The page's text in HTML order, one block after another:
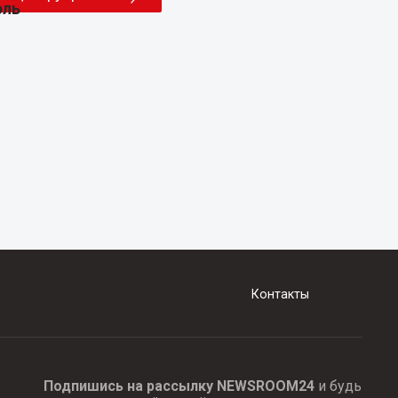
Контакты
Подпишись на рассылку NEWSROOM24и будь